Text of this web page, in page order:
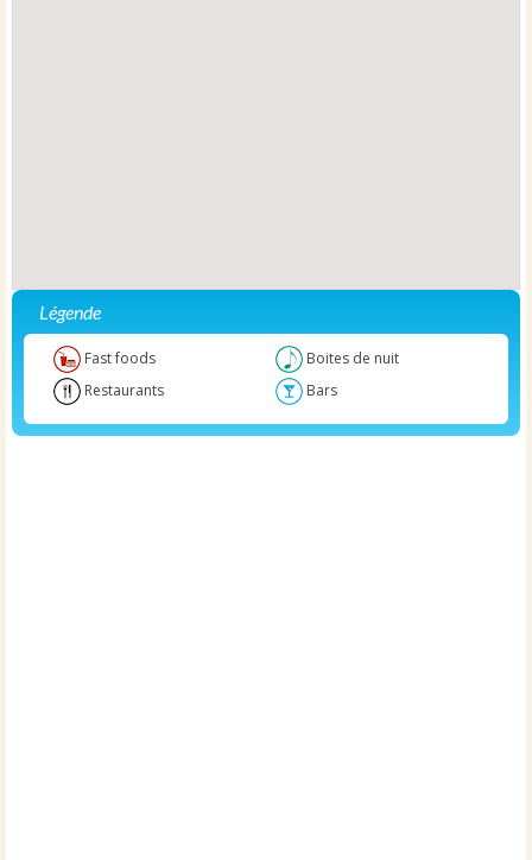
Légende
Fast foods
Boites de nuit
Restaurants
Bars